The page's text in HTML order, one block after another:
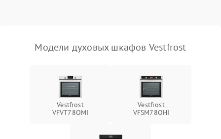
Модели духовых шкафов Vestfrost
Vestfrost
VFVT78OMI
Vestfrost
VFSM78OHI